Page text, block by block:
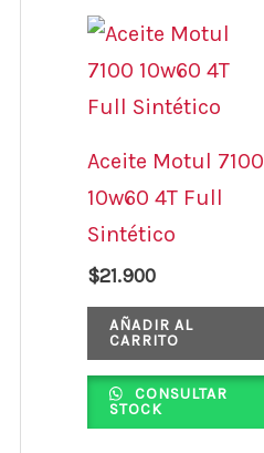
Aceite Motul 7100
10w60 4T Full
Sintético
$21.900
AÑADIR AL
CARRITO
CONSULTAR
STOCK